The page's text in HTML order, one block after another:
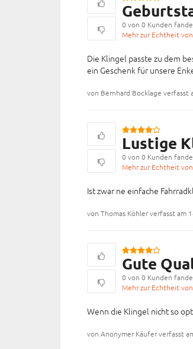
0 von 0 Kunden
Mehr zur Echtheit
Die Klingel passte zu dem
ein Geschenk für unsere
von Bernhard Bocklage verfasst
Lustige
0 von 0 Kunden
Mehr zur Echtheit
Ist zwar ne einfache
von Thomas Köhler verfasst am
Gute
0 von 0 Kunden
Mehr zur Echtheit
Wenn die Klingel nicht so
von Anonymer Käufer verfasst